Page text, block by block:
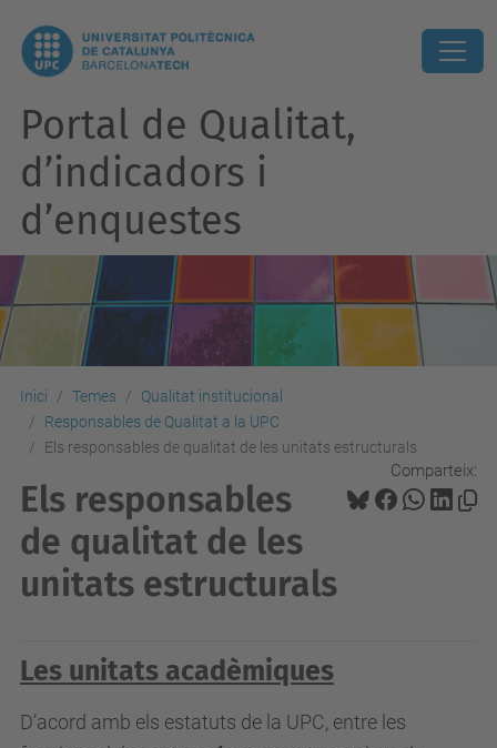
Portal de Qualitat,
d’indicadors i
d’enquestes
Inici Temes
Qualitat institucional
Responsables de Qualitat a la UPC
Els responsables de qualitat de les unitats estructurals
Comparteix:
Els responsables
de qualitat de les
unitats estructurals
Les unitats acadèmiques
D’acord amb els estatuts de la UPC, entre les